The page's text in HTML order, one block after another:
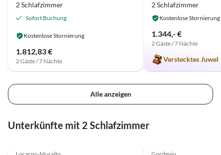
2 Schlafzimmer
Sofort Buchung
Kostenlose Stornierung
1.812,83 €
2 Gäste / 7 Nächte
2 Schlafzimmer
Kostenlose Stornierung
1.344,- €
2 Gäste / 7 Nächte
Verstecktes Juwel
Alle anzeigen
Unterkünfte mit 2 Schlafzimmer